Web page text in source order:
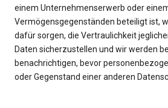
einem Unternehmenserwerb oder
Vermögensgegenständen beteiligt ist,
dafür sorgen, die Vertraulichkeit
Daten sicherzustellen und wir werden
benachrichtigen, bevor
oder Gegenstand einer anderen